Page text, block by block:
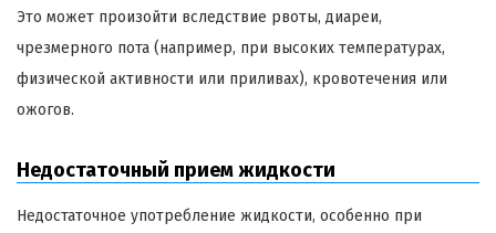
Это может произойти вследствие рвоты, диареи,
чрезмерного пота (например, при высоких температурах,
физической активности или приливах), кровотечения или
ожогов.
Недостаточный прием жидкости
Недостаточное употребление жидкости, особенно при